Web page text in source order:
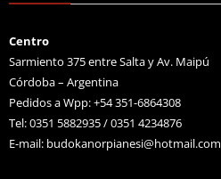
Centro
Sarmiento 375 entre Salta y Av. Maipú
Córdoba – Argentina
Pedidos a Wpp: +54 351-6864308
Tel: 0351 5882935 / 0351 4234876
E-mail: budokanorpianesi@hotmail.com